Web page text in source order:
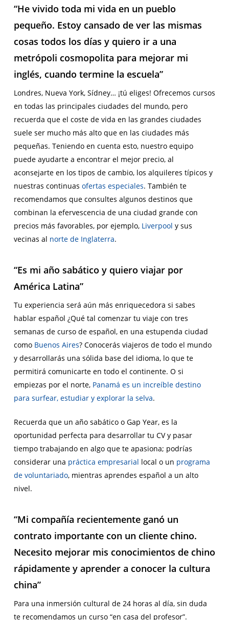
“He vivido toda mi vida en un pueblo
pequeño. Estoy cansado de ver las mismas
cosas todos los días y quiero ir a una
metrópoli cosmopolita para mejorar mi
inglés, cuando termine la escuela”
Londres, Nueva York, Sídney… ¡tú eliges! Ofrecemos cursos
en todas las principales ciudades del mundo, pero
recuerda que el coste de vida en las grandes ciudades
suele ser mucho más alto que en las ciudades más
pequeñas. Teniendo en cuenta esto, nuestro equipo
puede ayudarte a encontrar el mejor precio, al
aconsejarte en los tipos de cambio, los alquileres típicos y
nuestras continuas ofertas especiales. También te
recomendamos que consultes algunos destinos que
combinan la efervescencia de una ciudad grande con
precios más favorables, por ejemplo, Liverpool y sus
vecinas al norte de Inglaterra.
“Es mi año sabático y quiero viajar por
América Latina”
Tu experiencia será aún más enriquecedora si sabes
hablar español ¿Qué tal comenzar tu viaje con tres
semanas de curso de español, en una estupenda ciudad
como Buenos Aires? Conocerás viajeros de todo el mundo
y desarrollarás una sólida base del idioma, lo que te
permitirá comunicarte en todo el continente. O si
empiezas por el norte, Panamá es un increíble destino
para surfear, estudiar y explorar la selva.
Recuerda que un año sabático o Gap Year, es la
oportunidad perfecta para desarrollar tu CV y pasar
tiempo trabajando en algo que te apasiona; podrías
considerar una práctica empresarial local o un programa
de voluntariado, mientras aprendes español a un alto
nivel.
“Mi compañía recientemente ganó un
contrato importante con un cliente chino.
Necesito mejorar mis conocimientos de chino
rápidamente y aprender a conocer la cultura
china”
Para una inmersión cultural de 24 horas al día, sin duda
te recomendamos un curso “en casa del profesor”.